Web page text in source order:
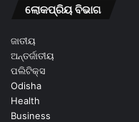
ଲୋକପ୍ରିୟ ବିଭାଗ
ଜାତୀୟ
ଅନ୍ତର୍ଜାତୀୟ
ପଲିଟିକ୍ସ
Odisha
Health
Business